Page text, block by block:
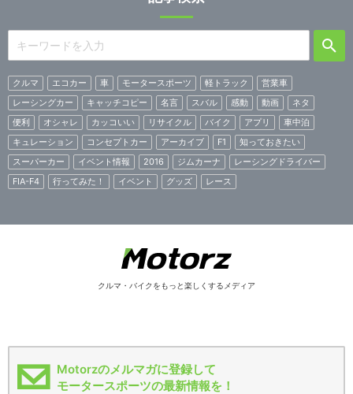
クルマ エコカー 車 モータースポーツ 軽トラック
営業車
レーシングカー
キャッチコピー 名言 スバル 感動 動画
ネタ
便利
オシャレ カッコいい リサイクル バイク アプリ
車中泊
キュレーション
コンセプトカー アーカイブ F1
知っておきたい
スーパーカー
イベント情報 2016 ジムカーナ
レーシングドライバー
FIA-F4
行ってみた！ イベント グッズ レース
クルマ・バイクをもっと楽しくするメディア
Motorzのメルマガに登録して
モータースポーツの最新情報を！